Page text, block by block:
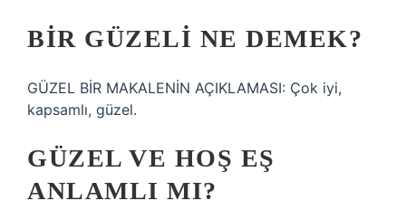
BIR GÜZELI NE DEMEK?
GÜZEL BİR MAKALENİN AÇIKLAMASI: Çok iyi,
kapsamlı, güzel.
GÜZEL VE HOŞ EŞ
ANLAMLI MI?